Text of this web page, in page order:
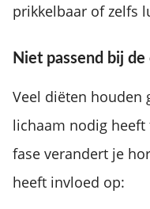
prikkelbaar of zelfs
Niet passend bij
Veel diëten houden
lichaam nodig heeft
fase verandert je
heeft invloed op: